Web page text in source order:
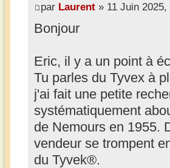
par Laurent » 11 Juin 2025,
Bonjour
Eric, il y a un point à
Tu parles du Tyvex à
j'ai fait une petite
systématiquement
de Nemours en 1955.
vendeur se trompent
du Tyvek®.